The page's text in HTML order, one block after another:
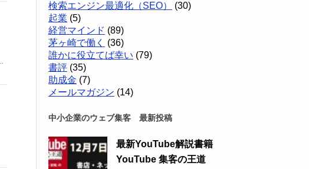
検索エンジン最適化（SEO）
(30)
起業 (5)
経営マインド (89)
茅ヶ崎で働く
(36)
誰かに役立てば幸い (79)
書評 (35)
助成金 (7)
メールマガジン (14)
中小企業のウェブ集客 最新投稿
最新YouTube解説書籍
YouTube 集客の王道